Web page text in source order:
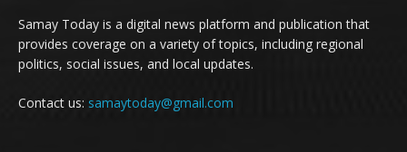
Samay Today is a digital news platform and publication that
provides coverage on a variety of topics, including regional
politics, social issues, and local updates.
Contact us: samaytoday@gmail.com